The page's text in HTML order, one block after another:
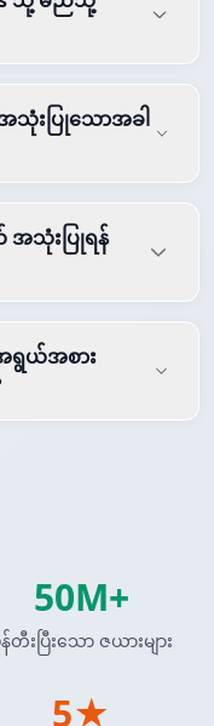
းပြုသောအခါ
အသုံးပြုရန်
ရွယ်အစား
50M+
တီးပြီးသော ဇယားများ
5★